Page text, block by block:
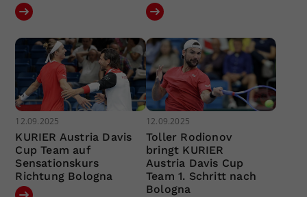
12.09.2025
KURIER Austria Davis
Cup Team auf
Sensationskurs
Richtung Bologna
12.09.2025
Toller Rodionov
bringt KURIER
Austria Davis Cup
Team 1. Schritt nach
Bologna